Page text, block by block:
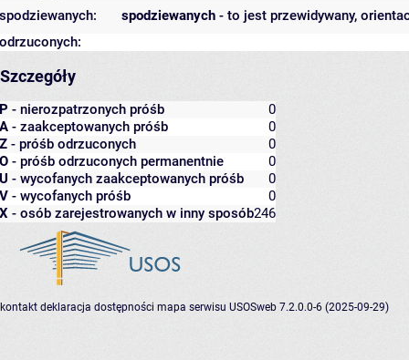
spodziewanych - to jest przewidywany,
spodziewanych:
odrzuconych:
Szczegóły
P - nierozpatrzonych próśb
0
A - zaakceptowanych próśb
0
Z - próśb odrzuconych
0
O - próśb odrzuconych permanentnie
0
U - wycofanych zaakceptowanych próśb
0
V - wycofanych próśb
0
X - osób zarejestrowanych w inny sposób246
kontakt deklaracja dostępności mapa serwisu USOSweb 7.2.0.0-6 (2025-09-29)